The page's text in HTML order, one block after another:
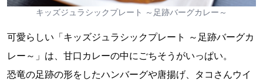
キッズジュラシックプレート ～足跡バーグカレー～
可愛らしい「キッズジュラシックプレート ～足跡バーグカ
レー～」は、甘口カレーの中にごちそうがいっぱい。
恐竜の足跡の形をしたハンバーグや唐揚げ、タコさんウイ